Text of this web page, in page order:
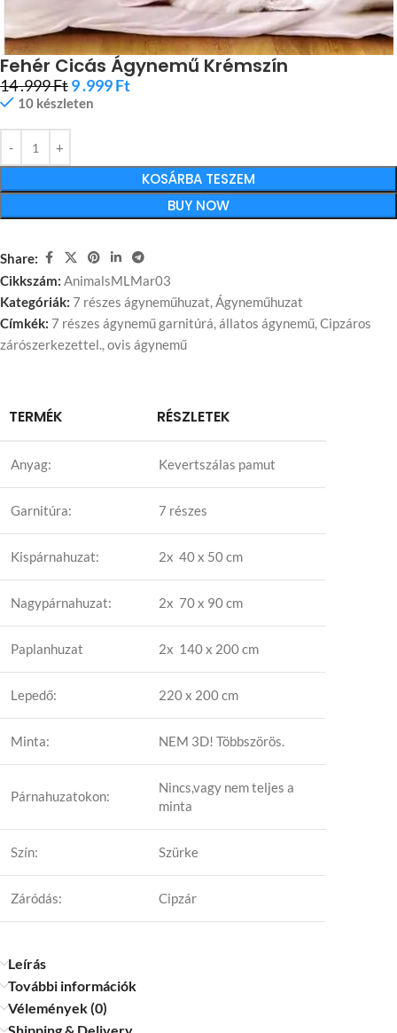
Fehér Cicás Ágynemű Krémszín
14 .999Ft9 .999Ft
10 készleten
KOSÁRBA TESZEM
BUY NOW
Share:
Cikkszám: AnimalsMLMar03
Kategóriák: 7 részes ágyneműhuzat,Ágyneműhuzat
Címkék: 7 részes ágynemű garnitúrá,állatos ágynemű,Cipzáros
zárószerkezettel.,ovis ágynemű
TERMÉK RÉSZLETEK
Anyag: Kevertszálas pamut
Garnitúra: 7 részes
Kispárnahuzat: 2x 40 x 50 cm
Nagypárnahuzat: 2x 70 x 90 cm
Paplanhuzat 2x 140 x 200 cm
Lepedő: 220 x 200 cm
Minta: NEM 3D! Többszörös.
Párnahuzatokon:
Nincs,vagy nem teljes a
minta
Szín: Szürke
Záródás: Cipzár
Leírás
További információk
Vélemények (0)